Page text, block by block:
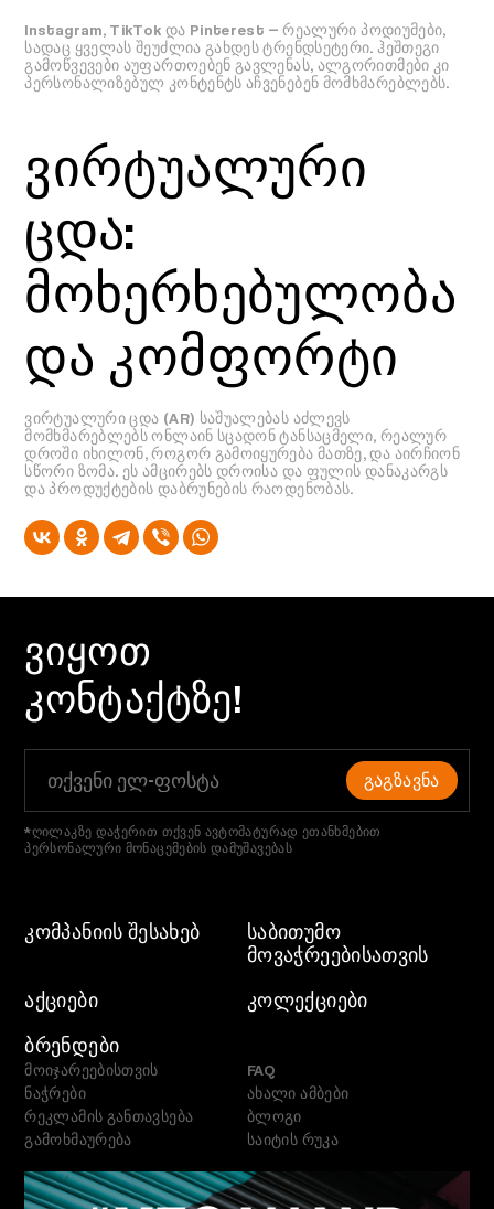
Instagram, TikTok და Pinterest — რეალური პოდიუმები,
სადაც ყველას შეუძლია გახდეს ტრენდსეტერი. ჰეშთეგი
გამოწვევები აუფართოებენ გავლენას, ალგორითმები კი
პერსონალიზებულ კონტენტს აჩვენებენ მომხმარებლებს.
ვირტუალური
ცდა:
მოხერხებულობა
და კომფორტი
ვირტუალური ცდა (AR) საშუალებას აძლევს
მომხმარებლებს ონლაინ სცადონ ტანსაცმელი, რეალურ
დროში იხილონ, როგორ გამოიყურება მათზე, და აირჩიონ
სწორი ზომა. ეს ამცირებს დროისა და ფულის დანაკარგს
და პროდუქტების დაბრუნების რაოდენობას.
ᲕᲘᲧᲝᲗ
ᲙᲝᲜᲢᲐᲥᲢᲖᲔ!
ᲒᲐᲒᲖᲐᲕᲜᲐ
*ღილაკზე დაჭერით თქვენ ავტომატურად ეთანხმებით
პერსონალური მონაცემების დამუშავებას
ᲙᲝᲛᲞᲐᲜᲘᲘᲡ ᲨᲔᲡᲐᲮᲔᲑ
ᲡᲐᲑᲘᲗᲣᲛᲝ
ᲛᲝᲕᲐᲭᲠᲔᲔᲑᲘᲡᲐᲗᲕᲘᲡ
ᲐᲥᲪᲘᲔᲑᲘ
ᲙᲝᲚᲔᲥᲪᲘᲔᲑᲘ
ᲑᲠᲔᲜᲓᲔᲑᲘ
მოიჯარეებისთვის
ნაჭრები
რეკლამის განთავსება
გამოხმაურება
FAQ
ახალი ამბები
ბლოგი
საიტის რუკა